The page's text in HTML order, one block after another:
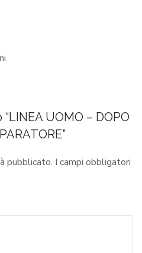
UOMO – DOPO
pubblicato. I campi obbligatori